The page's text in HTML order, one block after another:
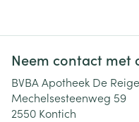
Neem contact met
BVBA Apotheek De
Mechelsesteenweg 59
2550 Kontich